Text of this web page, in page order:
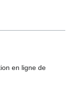
en ligne de